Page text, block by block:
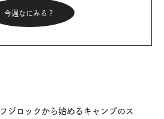
今週なにみる？
フジロックから始めるキャンプのス